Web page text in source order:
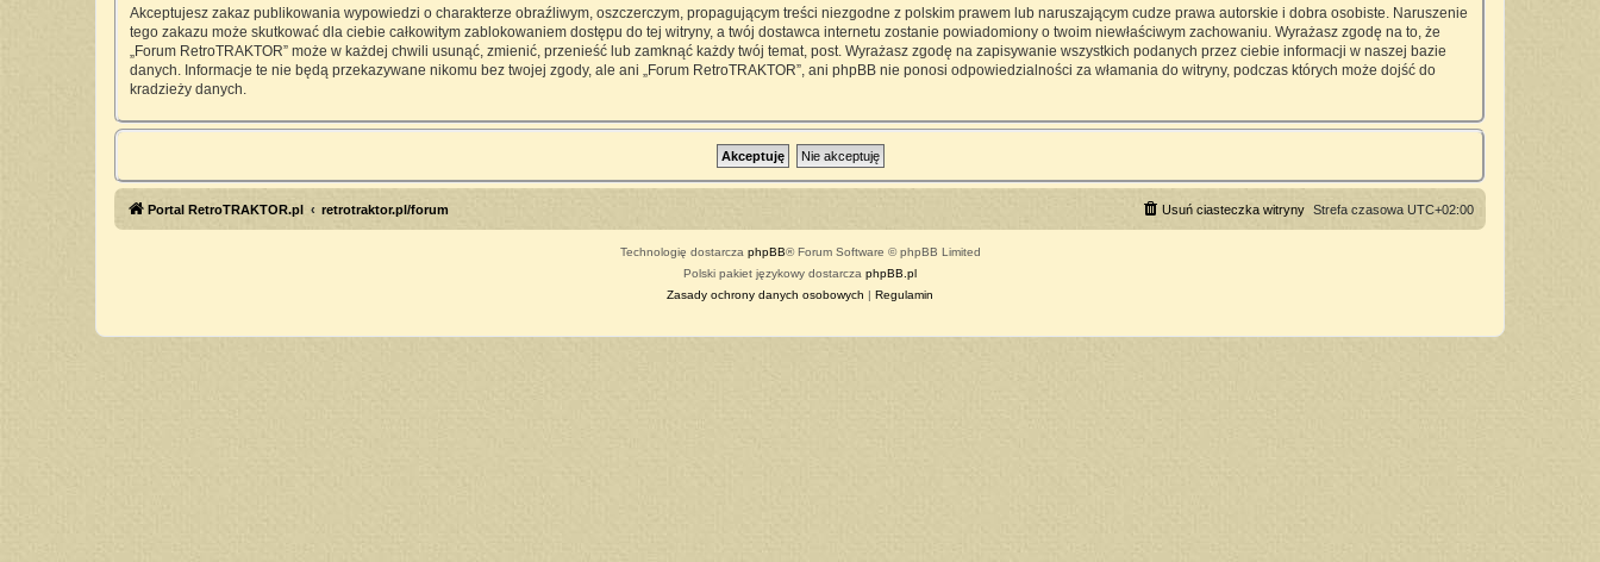
Akceptujesz zakaz publikowania wypowiedzi o charakterze obraźliwym, oszczerczym, propagującym treści niezgodne z polskim prawem lub naruszającym cudze prawa autorskie i dobra osobiste. Naruszenie
tego zakazu może skutkować dla ciebie całkowitym zablokowaniem dostępu do tej witryny, a twój dostawca internetu zostanie powiadomiony o twoim niewłaściwym zachowaniu. Wyrażasz zgodę na to, że
„Forum RetroTRAKTOR” może w każdej chwili usunąć, zmienić, przenieść lub zamknąć każdy twój temat, post. Wyrażasz zgodę na zapisywanie wszystkich podanych przez ciebie informacji w naszej bazie
danych. Informacje te nie będą przekazywane nikomu bez twojej zgody, ale ani „Forum RetroTRAKTOR”, ani phpBB nie ponosi odpowiedzialności za włamania do witryny, podczas których może dojść do
kradzieży danych.
Portal RetroTRAKTOR.pl retrotraktor.pl/forum Strefa czasowa UTC+02:00
Usuń ciasteczka witryny
Technologię dostarcza phpBB® Forum Software © phpBB Limited
Polski pakiet językowy dostarcza phpBB.pl
Zasady ochrony danych osobowych | Regulamin